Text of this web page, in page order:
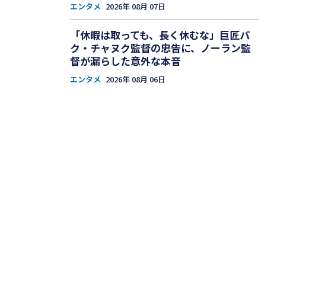
エンタメ 2026年 08月 07日
「休暇は取っても、長く休むな」巨匠パ
ク・チャヌク監督の忠告に、ノーラン監
督が漏らした意外な本音
エンタメ 2026年 08月 06日